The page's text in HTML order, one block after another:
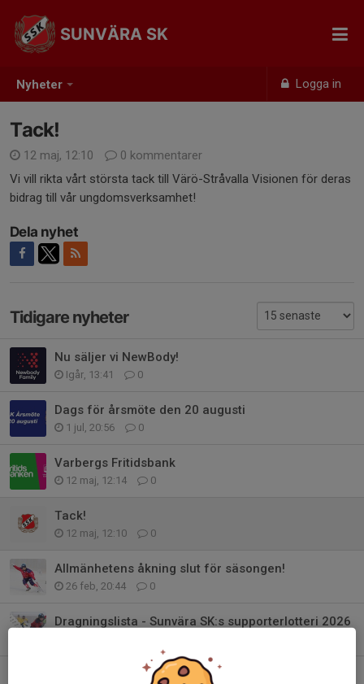
Nyheter Logga in
SUNVÄRA SK
Tack!
12 maj, 12:10
0 kommentarer
Vi vill rikta vårt största tack till Värö-Stråvalla Visionen för deras
bidrag till vår ungdomsverksamhet!
Dela nyhet
Tidigare nyheter
Nu säljer vi NewBody!
Igår, 13:41 0
Dags för årsmöte den 20 augusti
1 jul, 20:56 0
Varbergs Fritidsbank
12 maj, 12:14 0
Tack!
12 maj, 12:10 0
Allmänhetens åkning slut för säsongen!
26 feb, 20:44 0
Dragningslista - Sunvära SK:s supporterlotteri 2026
Gratis FAMILJEFEST på Lördag!